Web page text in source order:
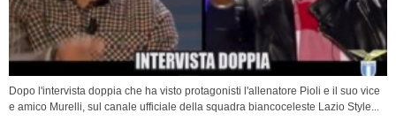
Dopo l'intervista doppia che ha visto protagonisti l'allenatore Pioli e il suo vice
e amico Murelli, sul canale ufficiale della squadra biancoceleste Lazio Style...